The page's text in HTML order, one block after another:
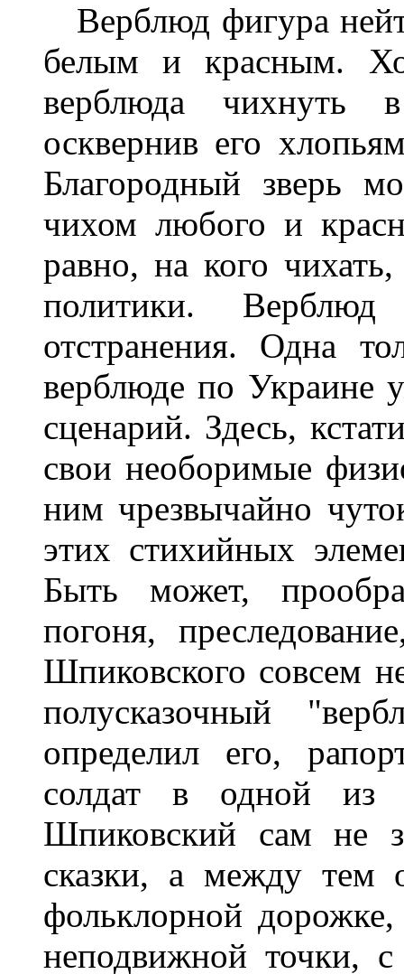
Верблюд фигура
белым и красным.
верблюда чихнуть
осквернив его
Благородный зверь
чихом любого и
равно, на кого
политики.
отстранения. Одна
верблюде по Украине
сценарий. Здесь,
свои необоримые
ним чрезвычайно
этих стихийных
Быть может,
погоня,
Шпиковского совсем
полусказочный
определил его,
солдат в одной из
Шпиковский сам не
сказки, а между тем
фольклорной
неподвижной точки,